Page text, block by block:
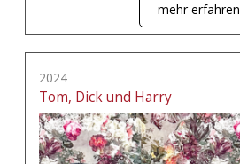
mehr erfahren
2024
Tom, Dick und Harry